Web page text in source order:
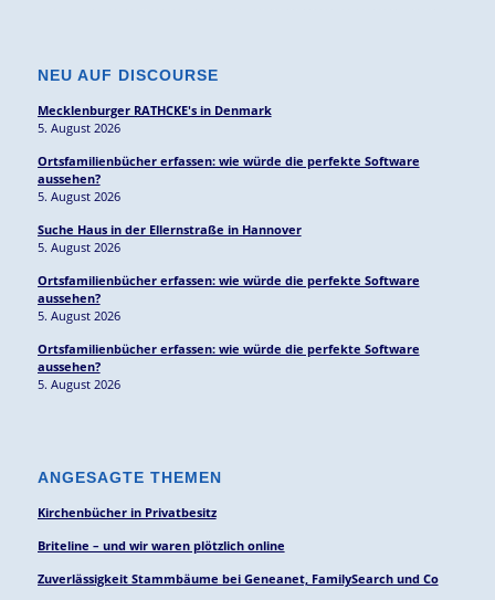
NEU AUF DISCOURSE
Mecklenburger RATHCKE's in Denmark
5. August 2026
Ortsfamilienbücher erfassen: wie würde die perfekte Software
aussehen?
5. August 2026
Suche Haus in der Ellernstraße in Hannover
5. August 2026
Ortsfamilienbücher erfassen: wie würde die perfekte Software
aussehen?
5. August 2026
Ortsfamilienbücher erfassen: wie würde die perfekte Software
aussehen?
5. August 2026
ANGESAGTE THEMEN
Kirchenbücher in Privatbesitz
Briteline – und wir waren plötzlich online
Zuverlässigkeit Stammbäume bei Geneanet, FamilySearch und Co